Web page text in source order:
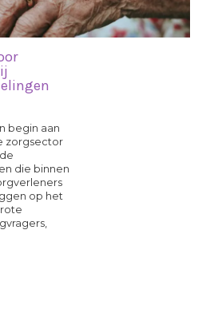
begin aan
zorgsector
die binnen
op het